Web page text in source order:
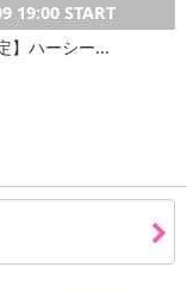
19:00 START
】ハーシー...